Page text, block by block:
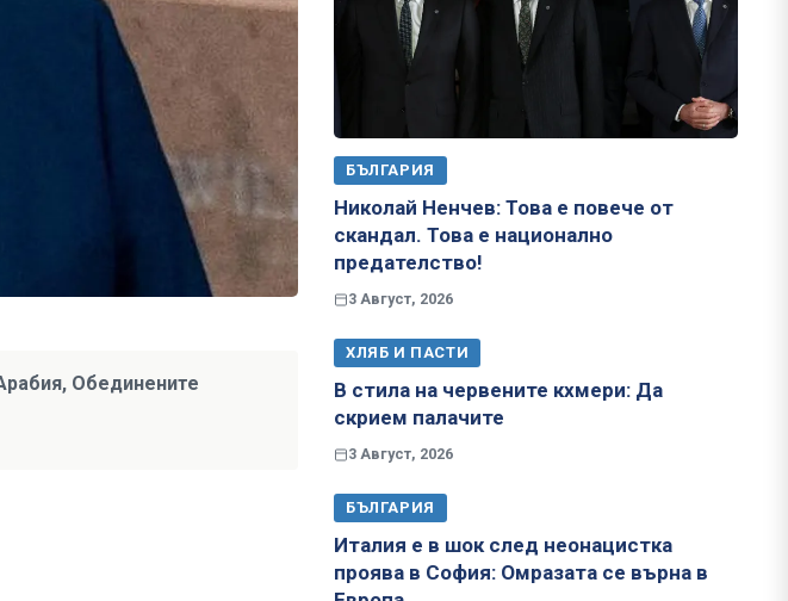
Обединените
БЪЛГАРИЯ
Николай Ненчев: Това е повече от
скандал. Това е национално
предателство!
3 Август, 2026
ХЛЯБ И ПАСТИ
В стила на червените кхмери: Да
скрием палачите
3 Август, 2026
БЪЛГАРИЯ
Италия е в шок след неонацистка
проява в София: Омразата се върна в